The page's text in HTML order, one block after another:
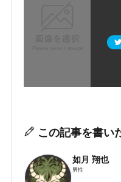
この記事を書い
如月 翔也
男性